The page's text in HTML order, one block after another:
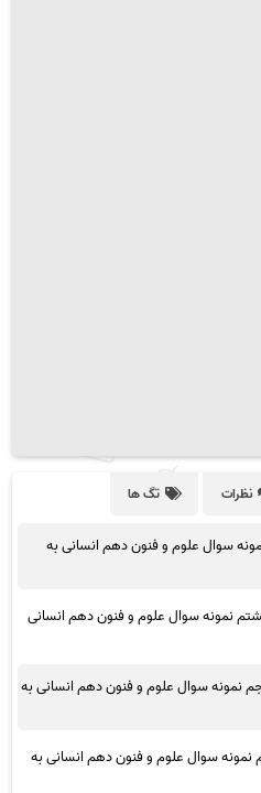
نظرات تگ ها
سوال علوم و فنون دهم انسانی به
نمونه سوال علوم و فنون دهم انسانی
نمونه سوال علوم و فنون دهم انسانی به
نمونه سوال علوم و فنون دهم انسانی به